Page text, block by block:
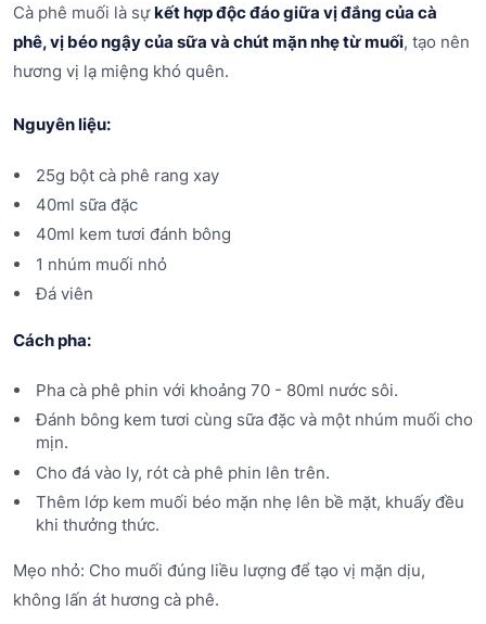
Cà phê muối là sự kết hợp độc đáo giữa vị đắng của cà
phê, vị béo ngậy của sữa và chút mặn nhẹ từ muối, tạo nên
hương vị lạ miệng khó quên.
Nguyên liệu:
25g bột cà phê rang xay
40ml sữa đặc
40ml kem tươi đánh bông
1 nhúm muối nhỏ
Đá viên
Cách pha:
Pha cà phê phin với khoảng 70 - 80ml nước sôi.
Đánh bông kem tươi cùng sữa đặc và một nhúm muối cho
mịn.
Cho đá vào ly, rót cà phê phin lên trên.
Thêm lớp kem muối béo mặn nhẹ lên bề mặt, khuấy đều
khi thưởng thức.
Mẹo nhỏ: Cho muối đúng liều lượng để tạo vị mặn dịu,
không lấn át hương cà phê.